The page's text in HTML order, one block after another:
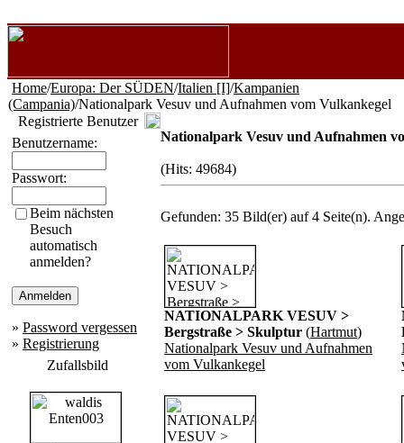
Home/Europa: Der SÜDEN/Italien [I]/Kampanien
(Campania)/Nationalpark Vesuv und Aufnahmen vom Vulkankegel
Registrierte Benutzer
Benutzername:
Passwort:
Beim nächsten
Besuch
automatisch
anmelden?
» Password vergessen
» Registrierung
Zufallsbild
Nationalpark Vesuv und Aufnahmen
(Hits: 49684)
Gefunden: 35 Bild(er) auf 4 Seite(n).
NATIONALPARK VESUV >
Bergstraße > Skulptur (Hartmut)
Nationalpark Vesuv und Aufnahmen
vom Vulkankegel